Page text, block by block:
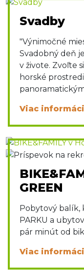
Svadby
"Výnimočné
Svadobný deň
v živote. Zvoľte
horské
Viac
GREEN
Pobytový balík,
PARKU a
pár minút od
Viac